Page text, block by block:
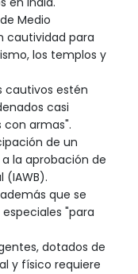
Medio
cautividad para
los templos y
cautivos estén
casi
armas".
de un
la aprobación de
(IAWB).
que se
"para
dotados de
y físico requiere